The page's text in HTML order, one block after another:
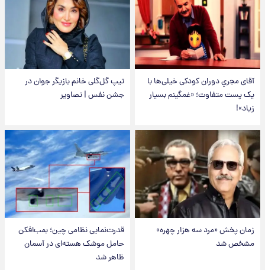
آقای مجریِ دوران کودکی خیلی‌ها با
یک پست متفاوت؛ «غمگینم بسیار
زیاد»!
تیپ گل‌گلی خانم بازیگر جوان در
جشن نفس | تصاویر
زمان پخش «مرد سه هزار چهره»
مشخص شد
قدرت‌نمایی نظامی چین؛ بمب‌افکن
حامل موشک هسته‌ای در آسمان
ظاهر شد